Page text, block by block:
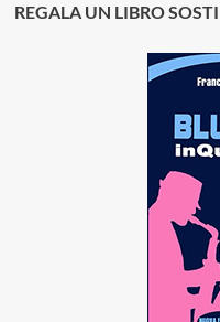
REGALA UN LIBRO